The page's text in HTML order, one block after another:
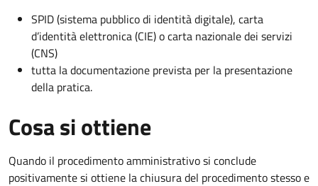
SPID (sistema pubblico di identità digitale), carta
d’identità elettronica (CIE) o carta nazionale dei servizi
(CNS)
tutta la documentazione prevista per la presentazione
della pratica.
Cosa si ottiene
Quando il procedimento amministrativo si conclude
positivamente si ottiene la chiusura del procedimento stesso e